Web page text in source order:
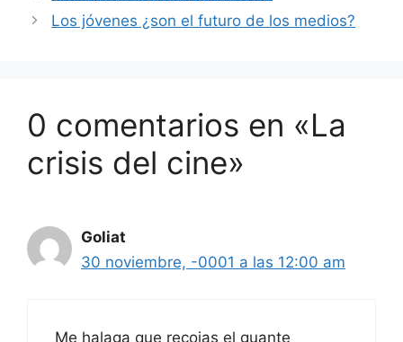
Los jóvenes ¿son el futuro de los medios?
0 comentarios en «La
crisis del cine»
Goliat
30 noviembre, -0001 a las 12:00 am
Me halaga que recojas el guante